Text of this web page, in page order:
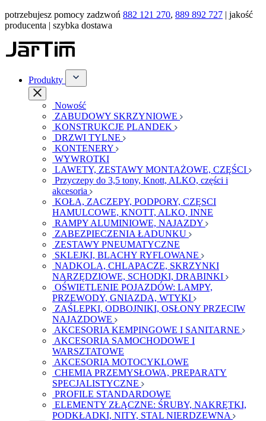
potrzebujesz pomocy zadzwoń 882 121 270, 889 892 727 | jakość
producenta | szybka dostawa
Produkty
Nowość
ZABUDOWY SKRZYNIOWE
KONSTRUKCJE PLANDEK
DRZWI TYLNE
KONTENERY
WYWROTKI
LAWETY, ZESTAWY MONTAŻOWE, CZĘŚCI
Przyczepy do 3,5 tony, Knott, ALKO, części i
akcesoria
KOŁA, ZACZEPY, PODPORY, CZĘSCI
HAMULCOWE, KNOTT, ALKO, INNE
RAMPY ALUMINIOWE, NAJAZDY
ZABEZPIECZENIA ŁADUNKU
ZESTAWY PNEUMATYCZNE
SKLEJKI, BLACHY RYFLOWANE
NADKOLA, CHLAPACZE, SKRZYNKI
NARZĘDZIOWE, SCHODKI, DRABINKI
OŚWIETLENIE POJAZDÓW: LAMPY,
PRZEWODY, GNIAZDA, WTYKI
ZAŚLEPKI, ODBOJNIKI, OSŁONY PRZECIW
NAJAZDOWE
AKCESORIA KEMPINGOWE I SANITARNE
AKCESORIA SAMOCHODOWE I
WARSZTATOWE
AKCESORIA MOTOCYKLOWE
CHEMIA PRZEMYSŁOWA, PREPARATY
SPECJALISTYCZNE
PROFILE STANDARDOWE
ELEMENTY ZŁĄCZNE: ŚRUBY, NAKRĘTKI,
PODKŁADKI, NITY, STAL NIERDZEWNA